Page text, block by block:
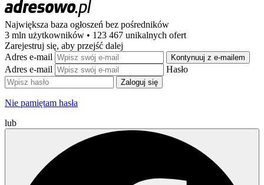
Największa baza ogłoszeń bez pośredników
3 mln użytkowników • 123 467 unikalnych ofert
Zarejestruj się, aby przejść dalej
Adres e-mail
Kontynuuj z e-mailem
Adres e-mail Hasło
Zaloguj się
Nie pamiętam hasła
lub